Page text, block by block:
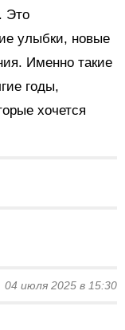
Это
улыбки, новые
Именно такие
годы,
хочется
04 июля 2025 в 15:30